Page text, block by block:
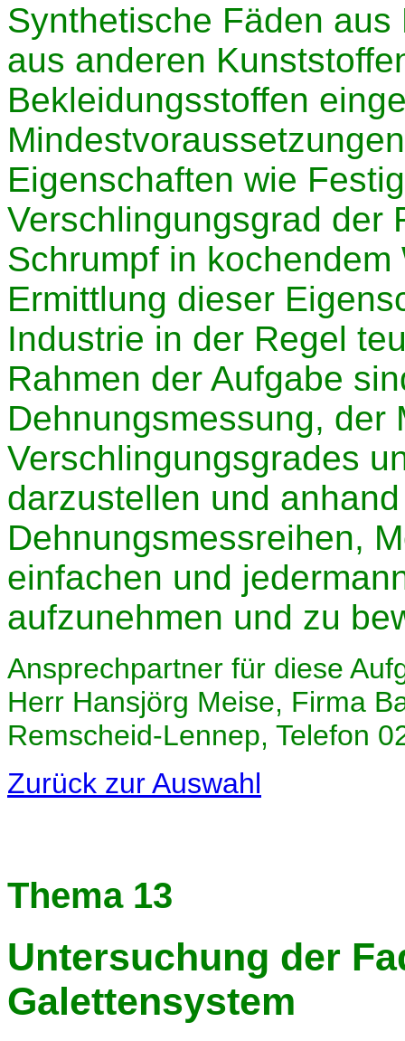
Synthetische Fäden
aus anderen
Bekleidungsstoffen
Eigenschaften wie
Verschlingungsgrad der
Schrumpf in
Ermittlung dieser
Industrie in der Regel
Rahmen der Aufgabe
Dehnungsmessung, der
Verschlingungsgrades
darzustellen und
Dehnungsmessreihen,
einfachen und
aufzunehmen und zu
Ansprechpartner für diese
Herr Hansjörg Meise, Firma
Remscheid-Lennep, Telefon
Zurück zur Auswahl
Thema 13
Untersuchung der
Galettensystem